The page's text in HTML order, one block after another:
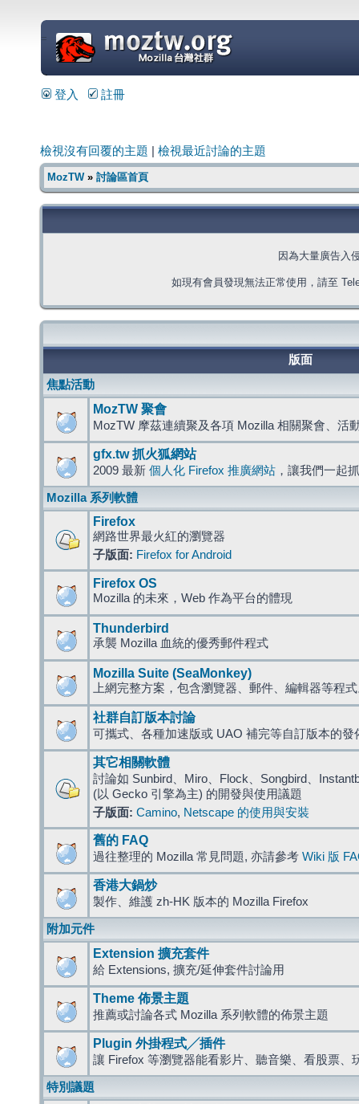
=
登入 註冊
檢視沒有回覆的主題 檢視最近討論的主題
MozTW» 討論區首頁
因為大量廣告入
如現有會員發現無法正常使用，請至
版面
焦點活動
MozTW 聚會
MozTW 摩茲連續聚及各項 Mozilla 相關聚會、活
gfx.tw 抓火狐網站
2009 最新 個人化 Firefox 推廣網站 ，讓我們一起
Mozilla 系列軟體
Firefox
網路世界最火紅的瀏覽器
子版面: Firefox for Android
Firefox OS
Mozilla 的未來，Web 作為平台的體現
Thunderbird
承襲 Mozilla 血統的優秀郵件程式
Mozilla Suite (SeaMonkey)
上網完整方案，包含瀏覽器、郵件、編輯器等程
社群自訂版本討論
可攜式、各種加速版或 UAO 補完等自訂版本的發
其它相關軟體
討論如 Sunbird、Miro、Flock、Songbird、
(以 Gecko 引擎為主) 的開發與使用議題
子版面: Camino, Netscape 的使用與安裝
舊的 FAQ
過往整理的 Mozilla 常見問題, 亦請參考 Wiki 版
香港大鍋炒
製作、維護 zh-HK 版本的 Mozilla Firefox
附加元件
Extension 擴充套件
給 Extensions, 擴充/延伸套件討論用
Theme 佈景主題
推薦或討論各式 Mozilla 系列軟體的佈景主題
Plugin 外掛程式╱插件
讓 Firefox 等瀏覽器能看影片、聽音樂、看股票、
特別議題